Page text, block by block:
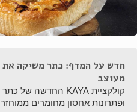
מעוצב
ופתרונות אחסון מחומרים